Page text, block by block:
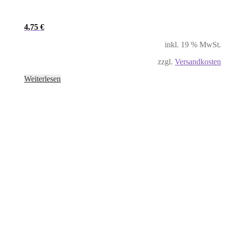
4,75 €
inkl. 19 % MwSt.
zzgl. Versandkosten
Weiterlesen